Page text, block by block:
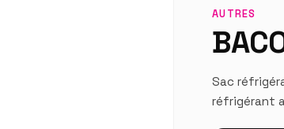
AUTRES
Sac
réfrigérant